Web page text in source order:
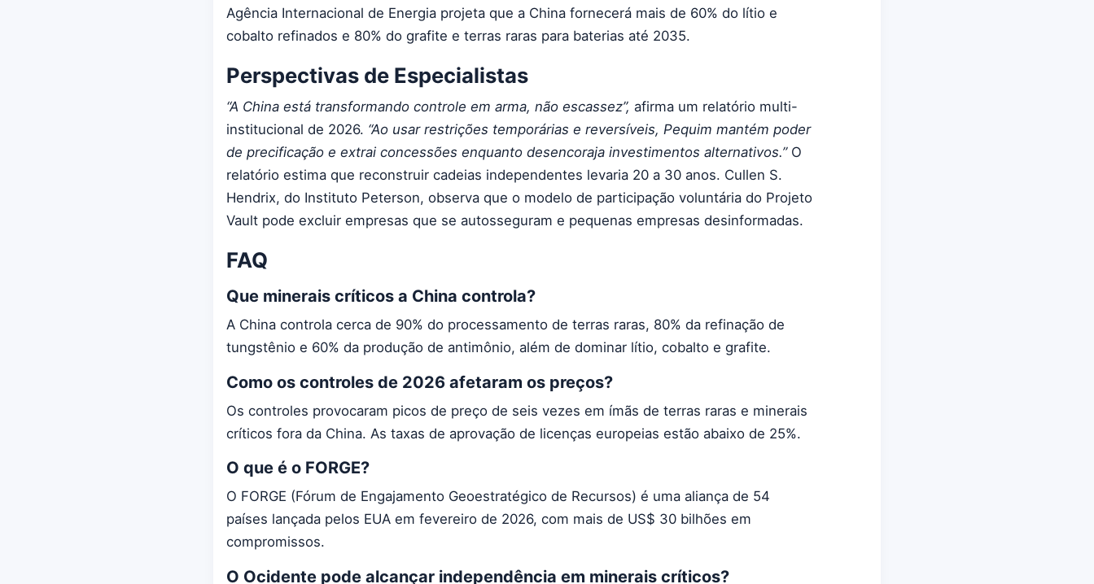
Agência Internacional de Energia projeta que a China fornecerá mais de 60% do lítio e
cobalto refinados e 80% do grafite e terras raras para baterias até 2035.
Perspectivas de Especialistas
“A China está transformando controle em arma, não escassez”, afirma um relatório multi-
institucional de 2026. “Ao usar restrições temporárias e reversíveis, Pequim mantém poder
de precificação e extrai concessões enquanto desencoraja investimentos alternativos.”O
relatório estima que reconstruir cadeias independentes levaria 20 a 30 anos. Cullen S.
Hendrix, do Instituto Peterson, observa que o modelo de participação voluntária do Projeto
Vault pode excluir empresas que se autosseguram e pequenas empresas desinformadas.
FAQ
Que minerais críticos a China controla?
A China controla cerca de 90% do processamento de terras raras, 80% da refinação de
tungstênio e 60% da produção de antimônio, além de dominar lítio, cobalto e grafite.
Como os controles de 2026 afetaram os preços?
Os controles provocaram picos de preço de seis vezes em ímãs de terras raras e minerais
críticos fora da China. As taxas de aprovação de licenças europeias estão abaixo de 25%.
O que é o FORGE?
O FORGE (Fórum de Engajamento Geoestratégico de Recursos) é uma aliança de 54
países lançada pelos EUA em fevereiro de 2026, com mais de US$ 30 bilhões em
compromissos.
O Ocidente pode alcançar independência em minerais críticos?